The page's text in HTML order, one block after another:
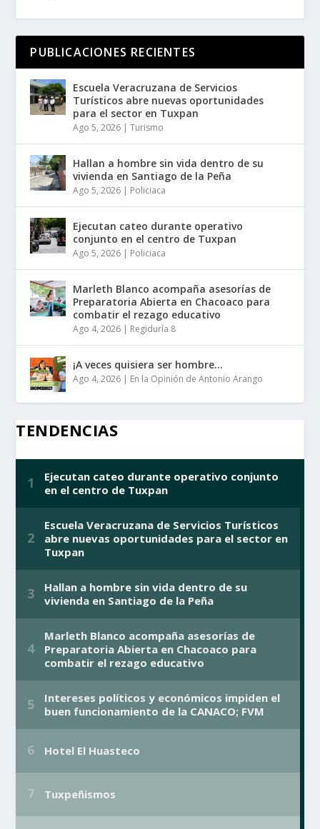
PUBLICACIONES RECIENTES
Escuela Veracruzana de Servicios
Turísticos abre nuevas oportunidades
para el sector en Tuxpan
Ago 5, 2026 |Turismo
Hallan a hombre sin vida dentro de su
vivienda en Santiago de la Peña
Ago 5, 2026 | Policiaca
Ejecutan cateo durante operativo
conjunto en el centro de Tuxpan
Ago 5, 2026 | Policiaca
Marleth Blanco acompaña asesorías de
Preparatoria Abierta en Chacoaco para
combatir el rezago educativo
Ago 4, 2026 | Regiduría 8
¡A veces quisiera ser hombre…
Ago 4, 2026 | En la Opinión de Antonio Arango
TENDENCIAS